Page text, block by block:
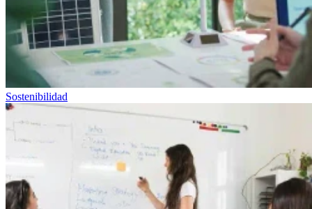
Sostenibilidad